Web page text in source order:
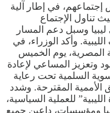
إجتماعهم، في إطار آلية
تناول الإجتماع
وسبل دعم المسار
وأكد الوزراء، في
المصرية، يوم الخميس
وتعزيز المساعي لإعادة
السلمية تحت رعاية
الأممية المقترحة. وشدد
للعملية السياسية،
ومؤسسات، داعين جميع